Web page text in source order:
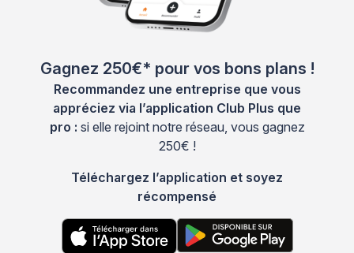
Gagnez 250€* pour vos bons plans !
Recommandez une entreprise que vous
appréciez via l’application Club Plus que
pro : si elle rejoint notre réseau, vous gagnez
250€ !
Téléchargez l’application et soyez
récompensé